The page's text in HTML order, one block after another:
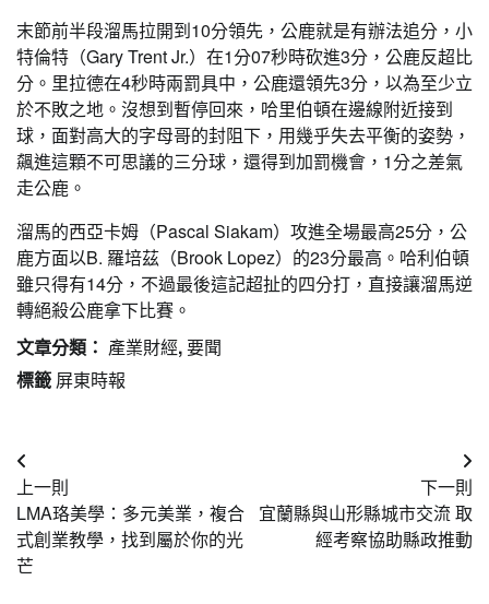
末節前半段溜馬拉開到10分領先，公鹿就是有辦法追分，小
特倫特（Gary Trent Jr.）在1分07秒時砍進3分，公鹿反超比
分。里拉德在4秒時兩罰具中，公鹿還領先3分，以為至少立
於不敗之地 。沒想到暫停回來，哈里伯頓在邊線附近接到
球，面對高大的字母哥的封阻下，用幾乎失去平衡的姿勢，
飆進這顆不可思議的三分球，還得到加罰機會，1分之差氣
走公鹿。
溜馬的西亞卡姆（Pascal Siakam）攻進全場最高25分，公
鹿方面以B. 羅培茲（Brook Lopez）的23分最高。哈利伯頓
雖只得有14分，不過最後這記超扯的四分打，直接讓溜馬逆
轉絕殺公鹿拿下比賽。
文章分類： 產業財經,要聞
標籤 屏東時報
文
章
導
覽
上一則
LMA珞美學：多元美業，複合
式創業教學，找到屬於你的光
芒
下一則
宜蘭縣與山形縣城市交流 取
經考察協助縣政推動